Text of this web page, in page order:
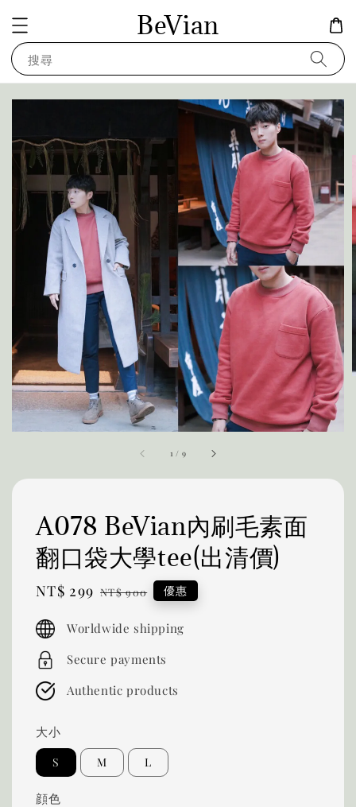
BeVian
搜尋
1 / 9
A078 BeVian內刷毛素面
翻口袋大學tee(出清價)
Sale
NT$ 299 Regular
NT$ 900 優惠
Worldwide shipping
Secure payments
Authentic products
大小
S M L
顔色